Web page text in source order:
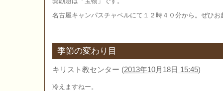
名古屋キャンパスチャペルにて１２時４０分から。ぜひお
季節の変わり目
キリスト教センター (2013年10月18日 15:45)
冷えますねー。